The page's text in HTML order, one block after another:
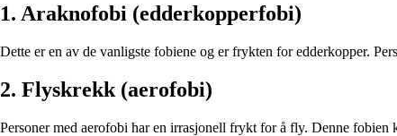
1. Araknofobi (edderkopperfobi)
Dette er en av de vanligste fobiene og er frykten for edderkopper.
2. Flyskrekk (aerofobi)
Personer med aerofobi har en irrasjonell frykt for å fly. Denne fobien